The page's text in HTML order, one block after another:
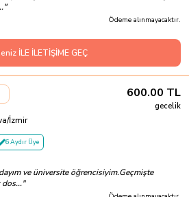
"
Ödeme alınmayacaktır.
İLE İLETİŞİME GEÇ
600.00 TL
gecelik
İzmir
6 Aydır Üye
ve üniversite öğrencisiyim.Geçmişte
"